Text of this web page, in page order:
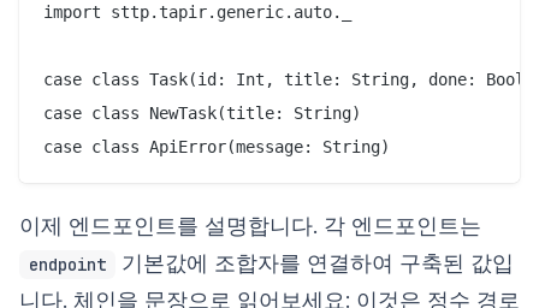
import sttp.tapir.generic.auto._
case class Task(id: Int, title: String, done:
case class NewTask(title: String)
이제 엔드포인트를 설명합니다. 각 엔드포인트는
endpoint
기본값에 조합자를 연결하여 구축된 값입
니다. 체인을 문장으로 읽어보세요: 이것은 정수 경로